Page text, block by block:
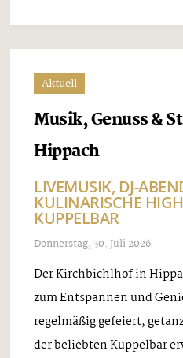
Aktuell
Musik, Genuss &
Hippach
LIVEMUSIK, DJ-
KULINARISCHE
KUPPELBAR
Donnerstag, 30. Juli 2026
Der Kirchbichlhof in
zum Entspannen und
regelmäßig gefeiert,
der beliebten Kuppelbar